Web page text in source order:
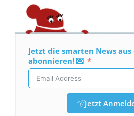
Jetzt die smarten News
abonnieren! 💌
Jetzt